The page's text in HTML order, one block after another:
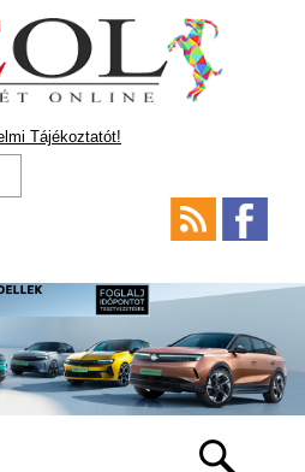
Tájékoztatót!